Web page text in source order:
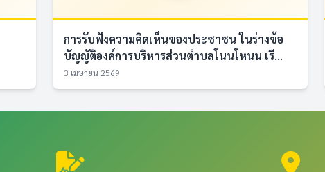
การรับฟังความคิดเห็นของประชาชน ในร่างข้อ
บัญญัติองค์การบริหารส่วนตำบลโนนโหนน เรื...
3 เมษายน 2569